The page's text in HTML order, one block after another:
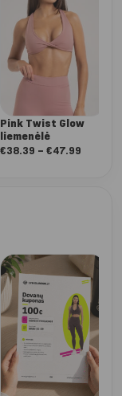
Pink Twist Glow
liemenėlė
€38.39 – €47.99